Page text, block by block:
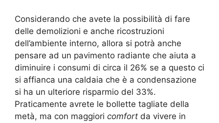
Considerando che avete la possibilità di fare
delle demolizioni e anche ricostruzioni
dell’ambiente interno, allora si potrà anche
pensare ad un pavimento radiante che aiuta a
diminuire i consumi di circa il 26% se a questo ci
si affianca una caldaia che è a condensazione
si ha un ulteriore risparmio del 33%.
Praticamente avrete le bollette tagliate della
metà, ma con maggiori comfort da vivere in